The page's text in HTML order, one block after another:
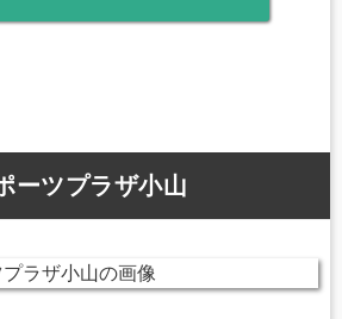
ーツプラザ小山